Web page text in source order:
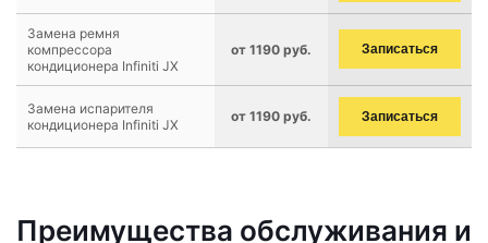
Замена ремня
компрессора
кондиционера Infiniti JX
от 1190 руб. Записаться
Замена испарителя
кондиционера Infiniti JX
от 1190 руб. Записаться
Преимущества обслуживания и